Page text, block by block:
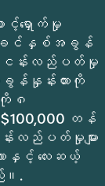
ာင့်ရှောက်မှု
ယခင်နှစ်အခွန်
ငန်းလည်ပတ်မှု
နှုန်းထားကို
၈
တန်
လည်ပတ်မှုများ
နှင့် လေးဆယ့်
။.